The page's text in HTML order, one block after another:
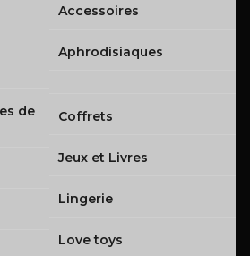
de
Accessoires
Aphrodisiaques
Coffrets
Jeux et Livres
Lingerie
Love toys